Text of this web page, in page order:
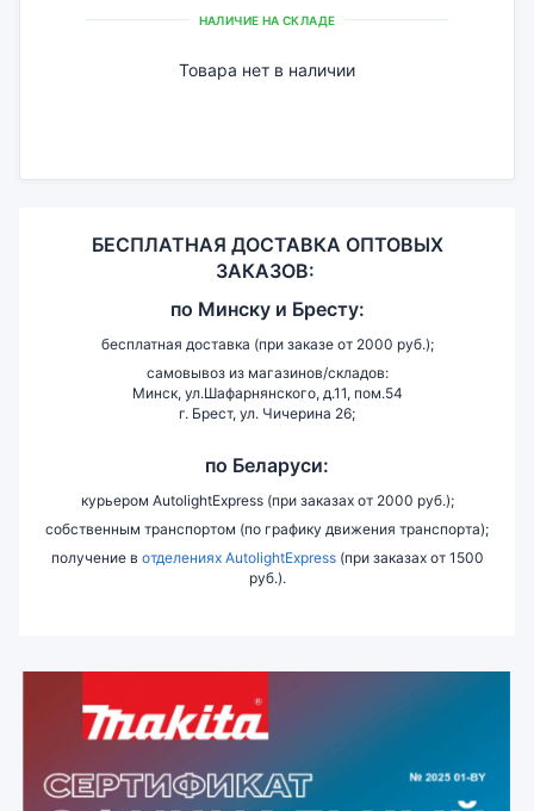
НАЛИЧИЕ НА СКЛАДЕ
Товара нет в наличии
БЕСПЛАТНАЯ ДОСТАВКА ОПТОВЫХ
ЗАКАЗОВ:
по Минску и Бресту:
бесплатная доставка (при заказе от 2000 руб.);
самовывоз из магазинов/складов:
Минск, ул.Шафарнянского, д.11, пом.54
г. Брест, ул. Чичерина 26;
по Беларуси:
курьером AutolightExpress (при заказах от 2000 руб.);
собственным транспортом (по графику движения транспорта);
получение в отделениях AutolightExpress(при заказах от 1500
руб.).